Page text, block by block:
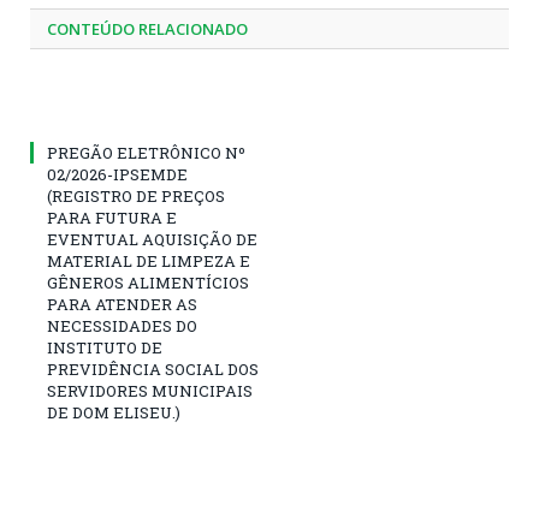
CONTEÚDO RELACIONADO
PREGÃO ELETRÔNICO Nº
02/2026-IPSEMDE
(REGISTRO DE PREÇOS
PARA FUTURA E
EVENTUAL AQUISIÇÃO DE
MATERIAL DE LIMPEZA E
GÊNEROS ALIMENTÍCIOS
PARA ATENDER AS
NECESSIDADES DO
INSTITUTO DE
PREVIDÊNCIA SOCIAL DOS
SERVIDORES MUNICIPAIS
DE DOM ELISEU.)